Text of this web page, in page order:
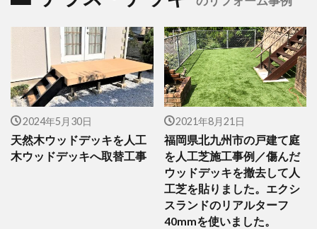
2024年5月30日
天然木ウッドデッキを人工
木ウッドデッキへ取替工事
2021年8月21日
福岡県北九州市の戸建て庭
を人工芝施工事例／傷んだ
ウッドデッキを撤去して人
工芝を貼りました。エクシ
スランドのリアルターフ
40mmを使いました。